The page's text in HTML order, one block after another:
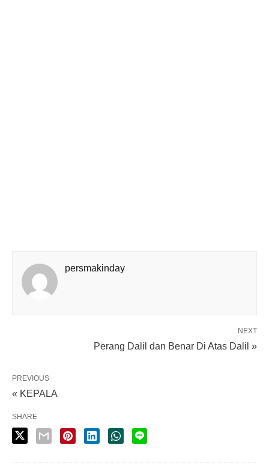
persmakinday
NEXT
Perang Dalil dan Benar Di Atas Dalil »
PREVIOUS
« KEPALA
SHARE